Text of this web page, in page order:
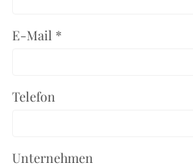
E-Mail *
Telefon
Unternehmen